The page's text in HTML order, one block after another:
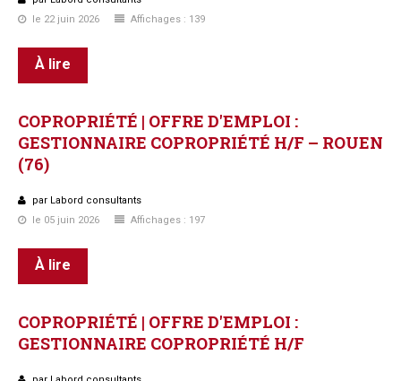
Études juridiques
Formez-vous !
Parole d'experts*
le 22 juin 2026
Affichages : 139
À lire
COPROPRIÉTÉ | OFFRE D'EMPLOI :
GESTIONNAIRE COPROPRIÉTÉ H/F – ROUEN
(76)
par Labord consultants
le 05 juin 2026
Affichages : 197
À lire
COPROPRIÉTÉ | OFFRE D'EMPLOI :
GESTIONNAIRE COPROPRIÉTÉ H/F